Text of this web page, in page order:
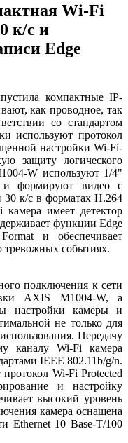
Wi-Fi
к/с и
Edge
компактные IP-
как проводное, так
со стандартом
используют протокол
настройки Wi-Fi-
защиту логического
W используют 1/4"
формируют видео с
30 к/с в форматах H.264
имеет детектор
функции Edge
и обеспечивает
тревожных событиях.
подключения к сети
AXIS M1004-W, а
настройки камеры и
не только для
Передачу
каналу Wi-Fi камера
IEEE 802.11b/g/n.
Wi-Fi Protected
и настройку
высокий уровень
камера оснащена
Ethernet 10 Base-T/100